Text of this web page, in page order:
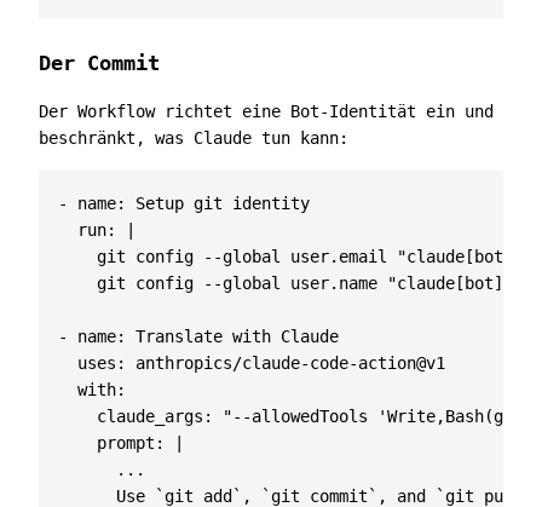
Der Commit
Der Workflow richtet eine Bot-Identität ein und
beschränkt, was Claude tun kann:
- name:
Setup git identity
run:
    git config --global user.name "claude[bot]"
- name:
Translate with Claude
uses :
anthropics/claude-code-action@v1
with:
claude_args :
"--allowedTools
prompt :
Use `git add`, `git commit`, and `git